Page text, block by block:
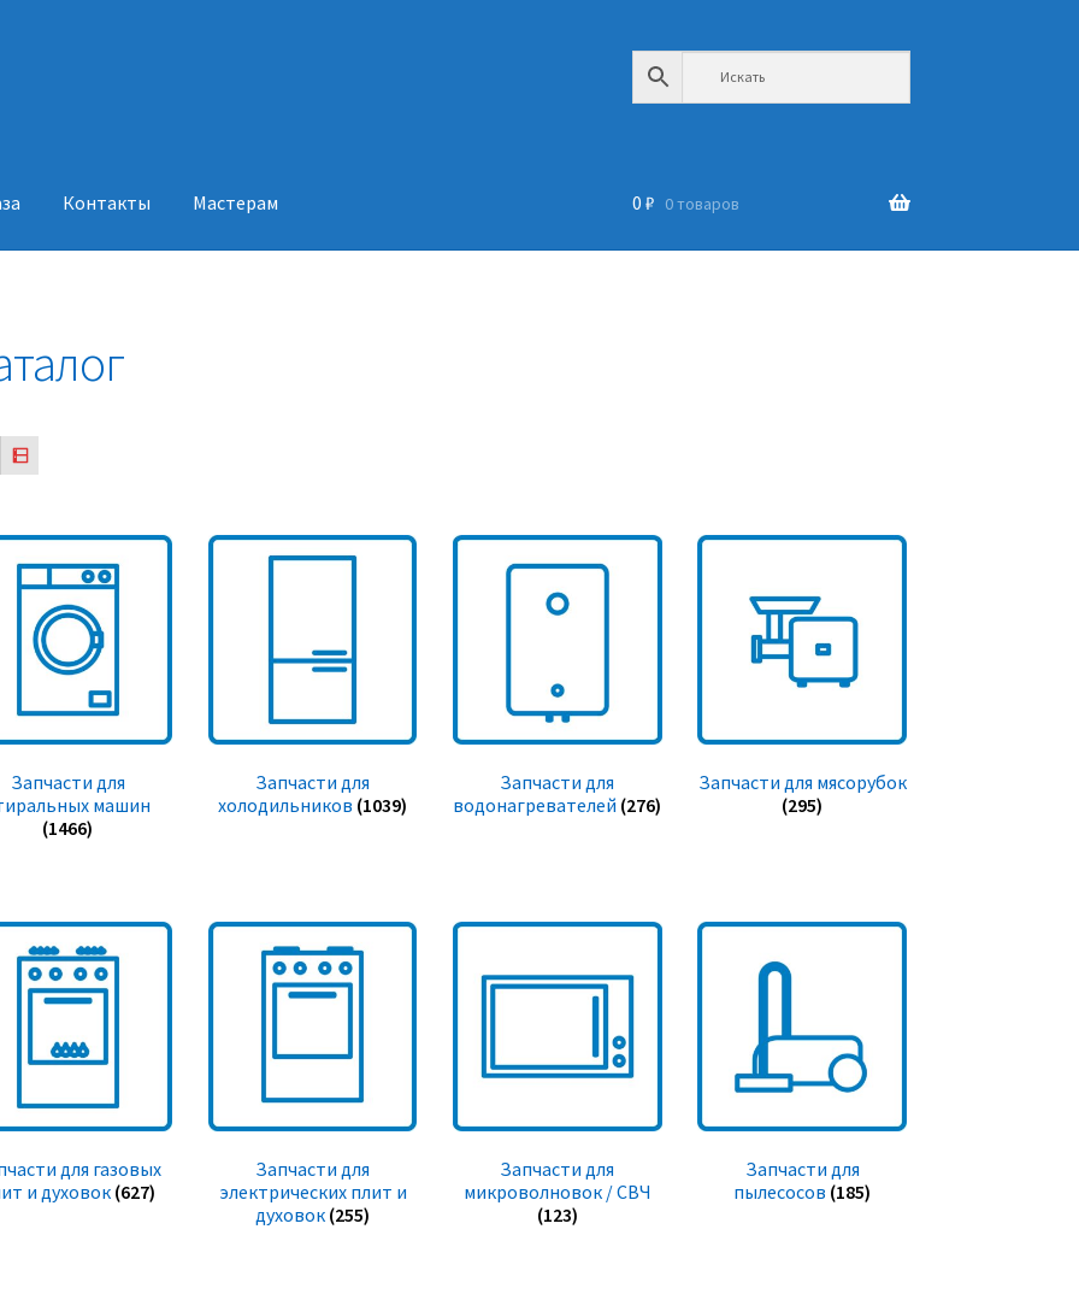
Контакты Мастерам 0 ₽ 0 товаров
Запчасти для
машин
(1466)
Запчасти для
холодильников (1039)
Запчасти для
водонагревателей (276)
Запчасти для мясорубок
(295)
для газовых
и духовок (627)
Запчасти для
электрических плит и
духовок (255)
Запчасти для
микроволновок / СВЧ
(123)
Запчасти для
пылесосов (185)